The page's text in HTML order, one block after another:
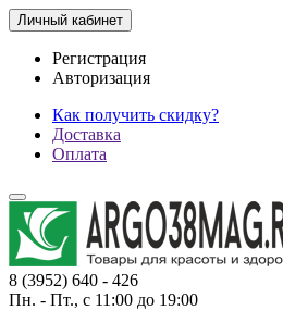
Личный кабинет
Регистрация
Авторизация
Как получить скидку?
Доставка
Оплата
8 (3952) 640 - 426
Пн. - Пт., с 11:00 до 19:00